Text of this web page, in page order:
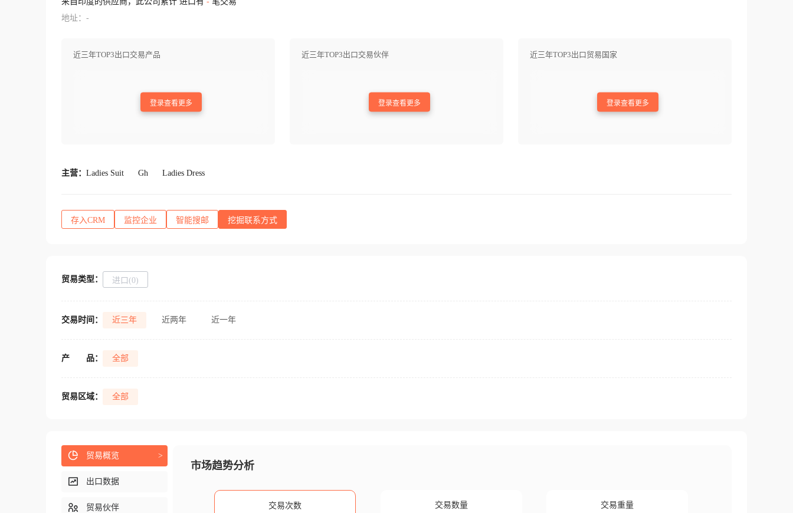
地址：-
近三年TOP3出口交易产品
登录查看更多
近三年TOP3出口交易伙伴
登录查看更多
近三年TOP3出口贸易国家
登录查看更多
主营： Ladies Suit Gh Ladies Dress
存入CRM 监控企业 智能搜邮 挖掘联系方式
贸易类型： 进口(0)
交易时间： 近三年 近两年 近一年
产 品： 全部
贸易区域： 全部
市场趋势分析
交易次数 交易数量 交易重量
贸易概览 >
出口数据
贸易伙伴